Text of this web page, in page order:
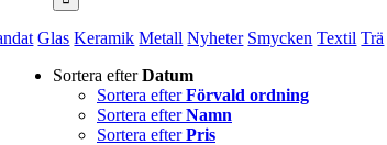
Glas Keramik Metall Nyheter Smycken Textil Trä
Sortera efterDatum
Sortera efterFörvald ordning
Sortera efterNamn
Sortera efterPris